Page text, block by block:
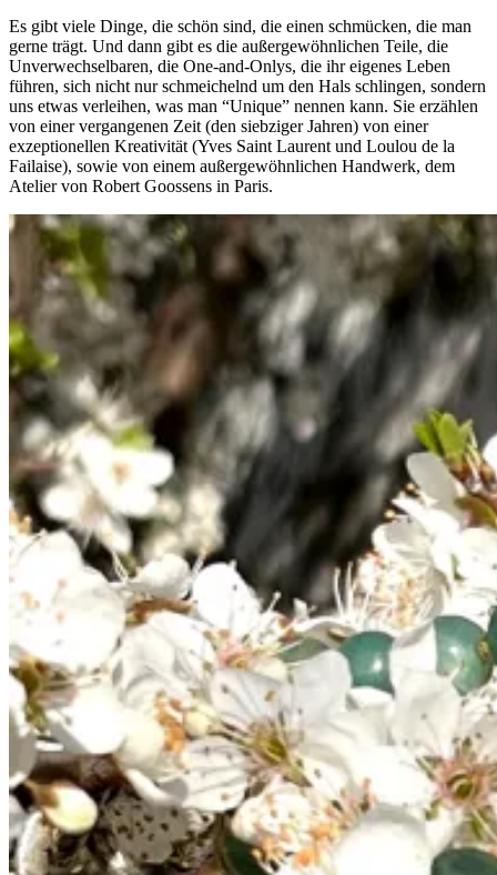
Es gibt viele Dinge, die schön sind, die einen schmücken, die man
gerne trägt. Und dann gibt es die außergewöhnlichen Teile, die
Unverwechselbaren, die One-and-Onlys, die ihr eigenes Leben
führen, sich nicht nur schmeichelnd um den Hals schlingen, sondern
uns etwas verleihen, was man “Unique” nennen kann. Sie erzählen
von einer vergangenen Zeit (den siebziger Jahren) von einer
exzeptionellen Kreativität (Yves Saint Laurent und Loulou de la
Failaise), sowie von einem außergewöhnlichen Handwerk, dem
Atelier von Robert Goossens in Paris.